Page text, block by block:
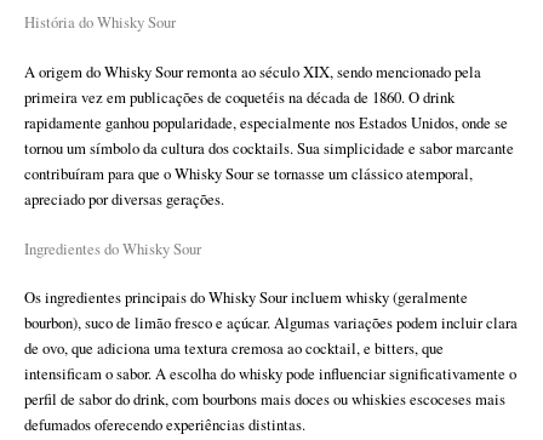
História do Whisky Sour
A origem do Whisky Sour remonta ao século XIX, sendo mencionado pela
primeira vez em publicações de coquetéis na década de 1860. O drink
rapidamente ganhou popularidade, especialmente nos Estados Unidos, onde se
tornou um símbolo da cultura dos cocktails. Sua simplicidade e sabor marcante
contribuíram para que o Whisky Sour se tornasse um clássico atemporal,
apreciado por diversas gerações.
Ingredientes do Whisky Sour
Os ingredientes principais do Whisky Sour incluem whisky (geralmente
bourbon), suco de limão fresco e açúcar. Algumas variações podem incluir clara
de ovo, que adiciona uma textura cremosa ao cocktail, e bitters, que
intensificam o sabor. A escolha do whisky pode influenciar significativamente o
perfil de sabor do drink, com bourbons mais doces ou whiskies escoceses mais
defumados oferecendo experiências distintas.